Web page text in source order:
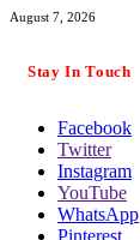
August 7, 2026
Stay In Touch
Facebook
Twitter
Instagram
YouTube
WhatsApp
Pinterest